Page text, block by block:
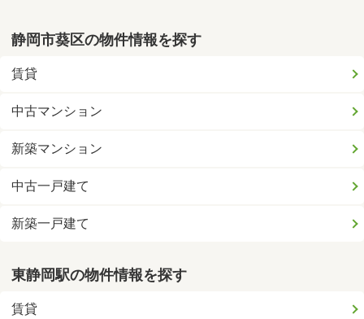
静岡市葵区の物件情報を探す
賃貸
中古マンション
新築マンション
中古一戸建て
新築一戸建て
東静岡駅の物件情報を探す
賃貸